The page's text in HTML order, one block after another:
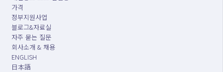
가격
정부지원사업
블로그&자료실
자주 묻는 질문
회사소개 & 채용
ENGLISH
日本語